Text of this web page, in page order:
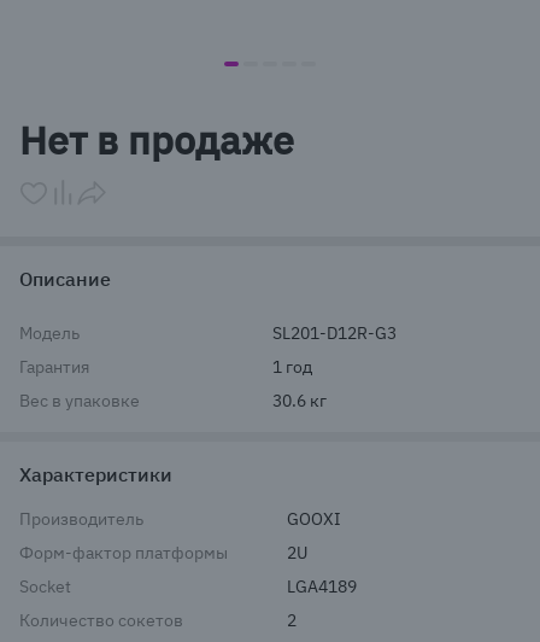
item
of
5
Нет в продаже
Описание
Модель
SL201-D12R-G3
Гарантия
1 год
Вес в упаковке
30.6 кг
Характеристики
Производитель
GOOXI
Форм-фактор платформы
2U
Socket
LGA4189
Количество сокетов
2